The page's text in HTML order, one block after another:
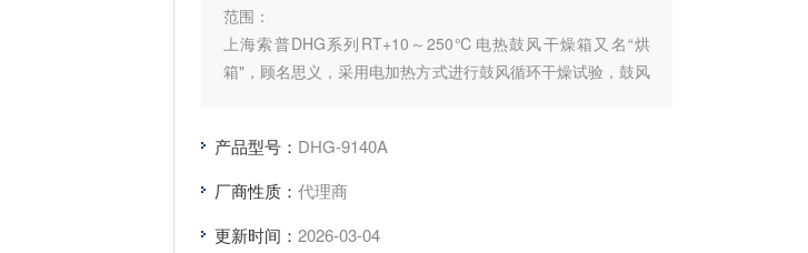
范围：
上海索普DHG系列RT+10～250℃电热鼓风干燥箱又名“烘
箱"，顾名思义，采用电加热方式进行鼓风循环干燥试验，鼓风
等行业及科研单位对各种产品、食品、试品进行烘培、干燥、
熔蜡、固化、灭菌、热处理及其它方便的加热。
产品型号： DHG-9140A
厂商性质： 代理商
更新时间： 2026-03-04